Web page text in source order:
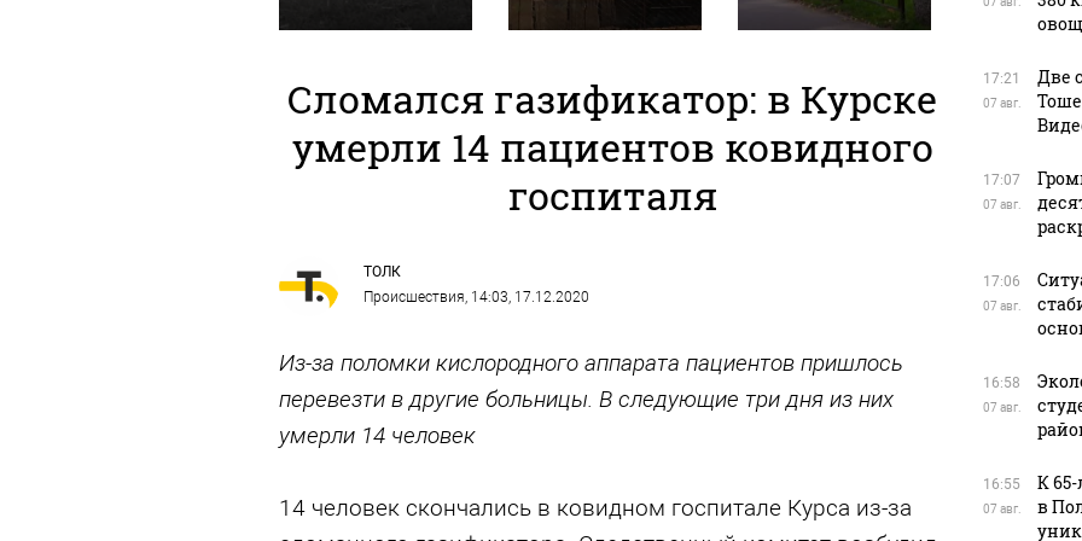
Сломался газификатор: в Курске
умерли 14 пациентов ковидного
госпиталя
ТОЛК
Происшествия, 14:03, 17.12.2020
Из-за поломки кислородного аппарата пациентов пришлось
перевезти в другие больницы. В следующие три дня из них
умерли 14 человек
14 человек скончались в ковидном госпитале Курса из-за
17:21
07 авг.
Две
Тоше
17:07
07 авг.
17:06
07 авг.
16:58
07 авг.
16:55
07 авг.
К
в